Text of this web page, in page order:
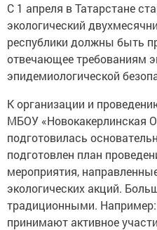
С 1 апреля в Татарстане
экологический
республики должны быть
отвечающее требованиям
эпидемиологической
К организации и
МБОУ «Новокакерлинская
подготовилась
подготовлен план
мероприятия,
экологических акций.
традиционными.
принимают активное